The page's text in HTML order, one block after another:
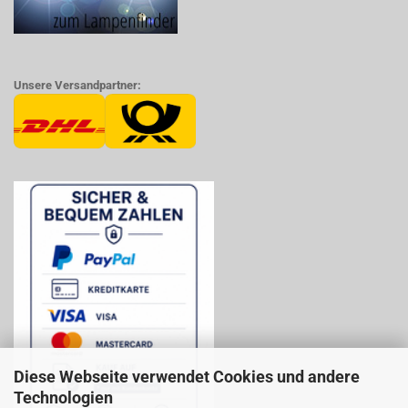
Diese Webseite verwendet Cookies und andere
Technologien
Unsere Versandpartner: